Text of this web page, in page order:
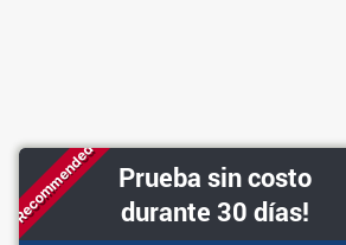
Recommended
Prueba sin costo
durante 30 días!